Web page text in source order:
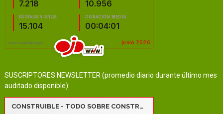
SUSCRIPTORES NEWSLETTER (promedio diario durante último mes
auditado disponible):